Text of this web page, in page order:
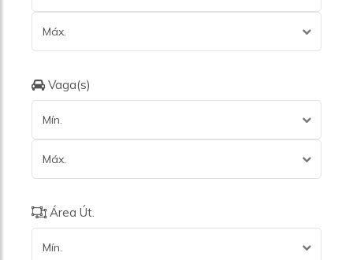
Máx.
Vaga(s)
Mín.
Máx.
Área Út.
Mín.